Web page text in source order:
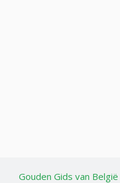
Gouden Gids van België